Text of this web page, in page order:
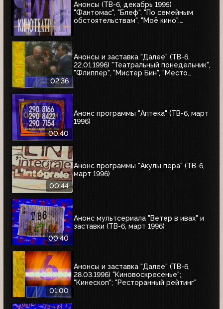
Анонсы (ТВ-6, декабрь 1995)
"Фантомас", "Блеф", "По семейным
обстоятельствам", "Моё кино",
02:36
Анонсы и заставка "Далее" (ТВ-6,
22.01.1996) "Театральный понедельник",
"Флиппер", "Мистер Бин", "Место
00:40
Анонс программы "Аптека" (ТВ-6, март
1996)
00:44
Анонс программы "Акулы пера" (ТВ-6,
март 1996)
00:40
Анонс мультсериала "Ветер в ивах" и
заставки (ТВ-6, март 1996)
01:00
Анонсы и заставка "Далее" (ТВ-6,
28.03.1996) "Киновоскресенье";
"Кинескоп"; "Ресторанный рейтинг"